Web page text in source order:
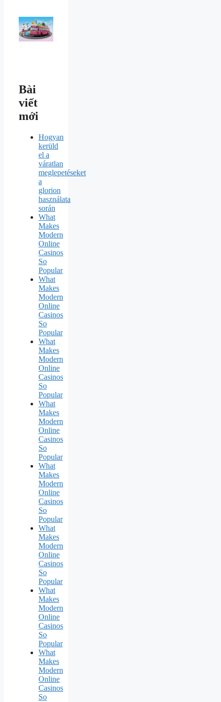
Bài
viết
mới
Hogyan
kerüld
el a
váratlan
meglepetéseket
a
glorion
használata
során
What
Makes
Modern
Online
Casinos
So
Popular
What
Makes
Modern
Online
Casinos
So
Popular
What
Makes
Modern
Online
Casinos
So
Popular
What
Makes
Modern
Online
Casinos
So
Popular
What
Makes
Modern
Online
Casinos
So
Popular
What
Makes
Modern
Online
Casinos
So
Popular
What
Makes
Modern
Online
Casinos
So
Popular
What
Makes
Modern
Online
Casinos
So